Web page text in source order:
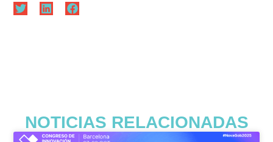
NOTICIAS RELACIONADAS